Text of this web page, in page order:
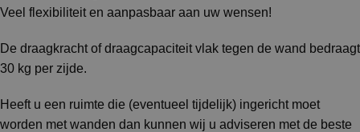
Veel flexibiliteit en aanpasbaar aan uw wensen!
De draagkracht of draagcapaciteit vlak tegen de wand bedraagt
30 kg per zijde.
Heeft u een ruimte die (eventueel tijdelijk) ingericht moet
worden met wanden dan kunnen wij u adviseren met de beste